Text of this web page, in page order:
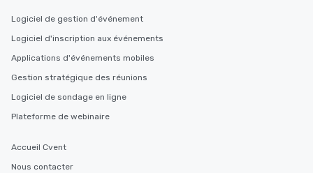
Logiciel de gestion d'événement
Logiciel d'inscription aux événements
Applications d'événements mobiles
Gestion stratégique des réunions
Logiciel de sondage en ligne
Plateforme de webinaire
Accueil Cvent
Nous contacter